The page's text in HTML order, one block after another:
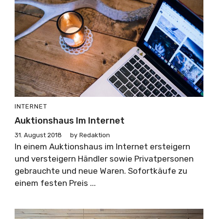
INTERNET
Auktionshaus Im Internet
31. August 2018 by Redaktion
In einem Auktionshaus im Internet ersteigern
und versteigern Händler sowie Privatpersonen
gebrauchte und neue Waren. Sofortkäufe zu
einem festen Preis ...